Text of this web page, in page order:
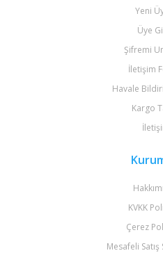
Yeni
Üye
Şifremi
İletişim
Havale
Kargo
KVKK
Çerez
Mesafeli